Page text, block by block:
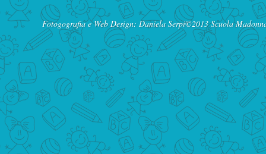
©2013 Scuola
Fotogografia e Web Design: Daniela Serpi